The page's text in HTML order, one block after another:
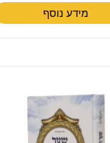
מידע נוסף